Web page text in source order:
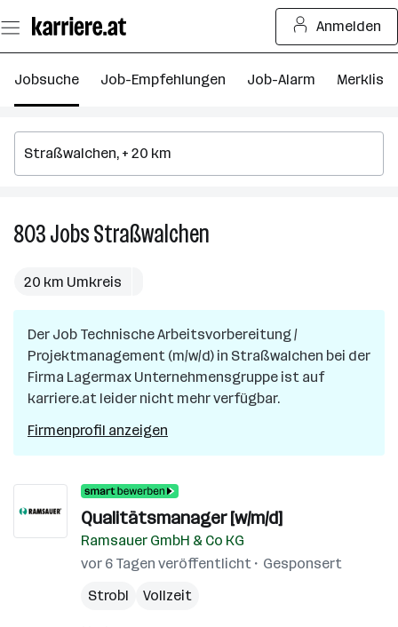
Seiteninhalt
springen
Anmelden
Jobsuche Job-Empfehlungen Job-Alarm Merkliste
803JobsStraßwalchen
20 km Umkreis
Der Job Technische Arbeitsvorbereitung /
Projektmanagement (m/w/d) in Straßwalchen bei der
Firma Lagermax Unternehmensgruppe ist auf
karriere.at leider nicht mehr verfügbar.
Firmenprofil anzeigen
Qualitätsmanager [w/m/d]
Ramsauer GmbH & Co KG
vor 6 Tagen veröffentlicht
Gesponsert
Strobl
Vollzeit